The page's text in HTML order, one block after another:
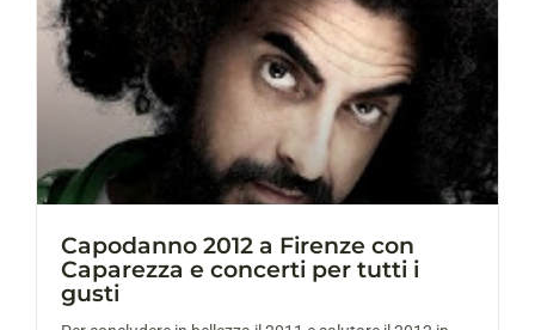
Capodanno 2012 a Firenze con
Caparezza e concerti per tutti i
gusti